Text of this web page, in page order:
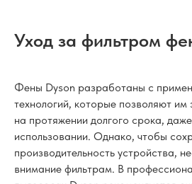
Уход за фильтром
Фены Dyson разработаны с
технологий, которые позволяют
на протяжении долгого срока,
использовании. Однако, чтобы
производительность устройства,
внимание фильтрам. В